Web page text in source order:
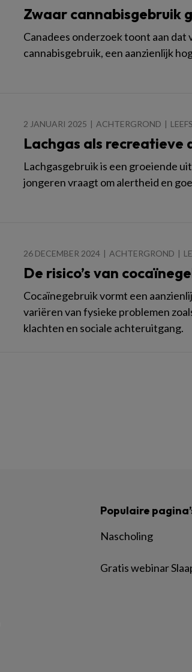
Zwaar cannabisgebruik
Canadees onderzoek toont aan dat
cannabisgebruik, een aanzienlijk
2 JANUARI 2025 ACHTERGROND
Lachgas als recreatieve
Lachgasgebruik is een groeiende
jongeren vraagt om alertheid en
26 DECEMBER 2024 ACHTERGROND
De risico’s van
Cocaïnegebruik vormt een
variëren van fysieke problemen
klachten en sociale achteruitgang.
Populaire
Nascholing
Gratis webinar